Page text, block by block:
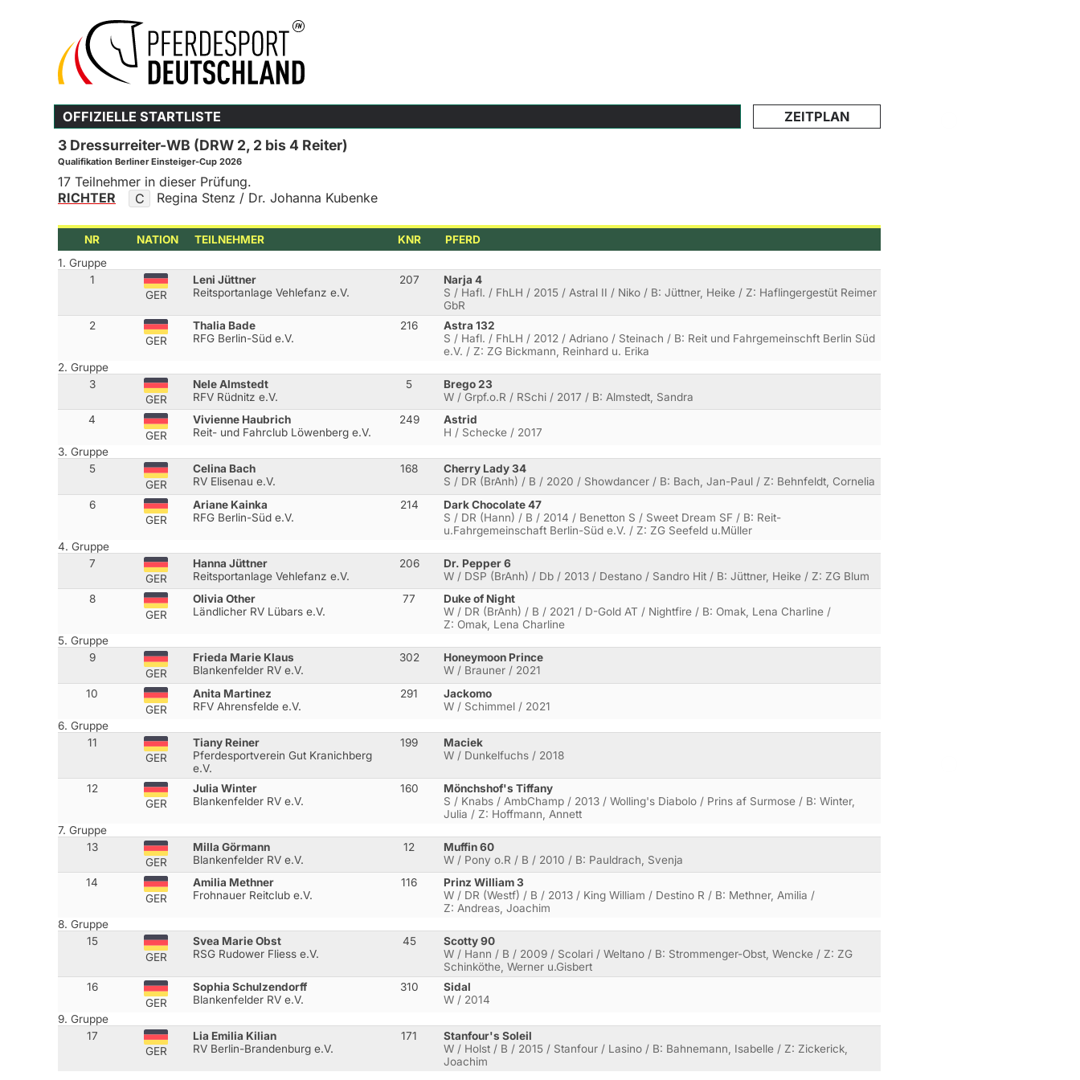
OFFIZIELLE STARTLISTE ZEITPLAN
3 Dressurreiter-WB (DRW 2, 2 bis 4 Reiter)
Qualifikation Berliner Einsteiger-Cup 2026
17 Teilnehmer in dieser Prüfung.
RICHTER
C Regina Stenz / Dr. Johanna Kubenke
NR NATION TEILNEHMER KNR
PFERD
1. Gruppe
1
GER
Leni Jüttner
Reitsportanlage Vehlefanz e.V.
207
Narja 4
S / Hafl. / FhLH / 2015 / Astral II / Niko / B: Jüttner, Heike / Z: Haflingergestüt Reimer
GbR
2
GER
Thalia Bade
RFG Berlin-Süd e.V.
216
Astra 132
S / Hafl. / FhLH / 2012 / Adriano / Steinach / B: Reit und Fahrgemeinschft Berlin Süd
e.V. / Z: ZG Bickmann, Reinhard u. Erika
2. Gruppe
3
GER
Nele Almstedt
RFV Rüdnitz e.V.
5
Brego 23
W / Grpf.o.R / RSchi / 2017 / B: Almstedt, Sandra
4
GER
Vivienne Haubrich
Reit- und Fahrclub Löwenberg e.V.
249
Astrid
H / Schecke / 2017
3. Gruppe
5
GER
Celina Bach
RV Elisenau e.V.
168
Cherry Lady 34
S / DR (BrAnh) / B / 2020 / Showdancer / B: Bach, Jan-Paul / Z: Behnfeldt, Cornelia
6
GER
Ariane Kainka
RFG Berlin-Süd e.V.
214
Dark Chocolate 47
S / DR (Hann) / B / 2014 / Benetton S / Sweet Dream SF / B: Reit-
u.Fahrgemeinschaft Berlin-Süd e.V. / Z: ZG Seefeld u.Müller
4. Gruppe
7
GER
Hanna Jüttner
Reitsportanlage Vehlefanz e.V.
206
Dr. Pepper 6
W / DSP (BrAnh) / Db / 2013 / Destano / Sandro Hit / B: Jüttner, Heike / Z: ZG Blum
8
GER
Olivia Other
Ländlicher RV Lübars e.V.
77
Duke of Night
W / DR (BrAnh) / B / 2021 / D-Gold AT / Nightfire / B: Omak, Lena Charline /
Z: Omak, Lena Charline
5. Gruppe
9
GER
Frieda Marie Klaus
Blankenfelder RV e.V.
302
Honeymoon Prince
W / Brauner / 2021
10
GER
Anita Martinez
RFV Ahrensfelde e.V.
291
Jackomo
W / Schimmel / 2021
6. Gruppe
11
GER
Tiany Reiner
Pferdesportverein Gut Kranichberg
e.V.
199
Maciek
W / Dunkelfuchs / 2018
12
GER
Julia Winter
Blankenfelder RV e.V.
160
Mönchshof's Tiffany
S / Knabs / AmbChamp / 2013 / Wolling's Diabolo / Prins af Surmose / B: Winter,
Julia / Z: Hoffmann, Annett
7. Gruppe
13
GER
Milla Görmann
Blankenfelder RV e.V.
12
Muffin 60
W / Pony o.R / B / 2010 / B: Pauldrach, Svenja
14
GER
Amilia Methner
Frohnauer Reitclub e.V.
116
Prinz William 3
W / DR (Westf) / B / 2013 / King William / Destino R / B: Methner, Amilia /
Z: Andreas, Joachim
8. Gruppe
15
GER
Svea Marie Obst
RSG Rudower Fliess e.V.
45
Scotty 90
W / Hann / B / 2009 / Scolari / Weltano / B: Strommenger-Obst, Wencke / Z: ZG
Schinköthe, Werner u.Gisbert
16
GER
Sophia Schulzendorff
Blankenfelder RV e.V.
310
Sidal
W / 2014
9. Gruppe
17
GER
Lia Emilia Kilian
RV Berlin-Brandenburg e.V.
171
Stanfour's Soleil
W / Holst / B / 2015 / Stanfour / Lasino / B: Bahnemann, Isabelle / Z: Zickerick,
Joachim